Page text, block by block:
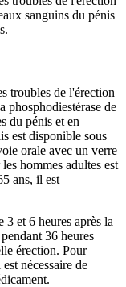
sanguins du pénis
troubles de l'érection
phosphodiestérase de
du pénis et en
est disponible sous
orale avec un verre
hommes adultes est
ans, il est
et 6 heures après la
36 heures
érection. Pour
nécessaire de